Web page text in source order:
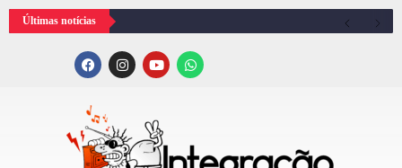
Últimas notícias